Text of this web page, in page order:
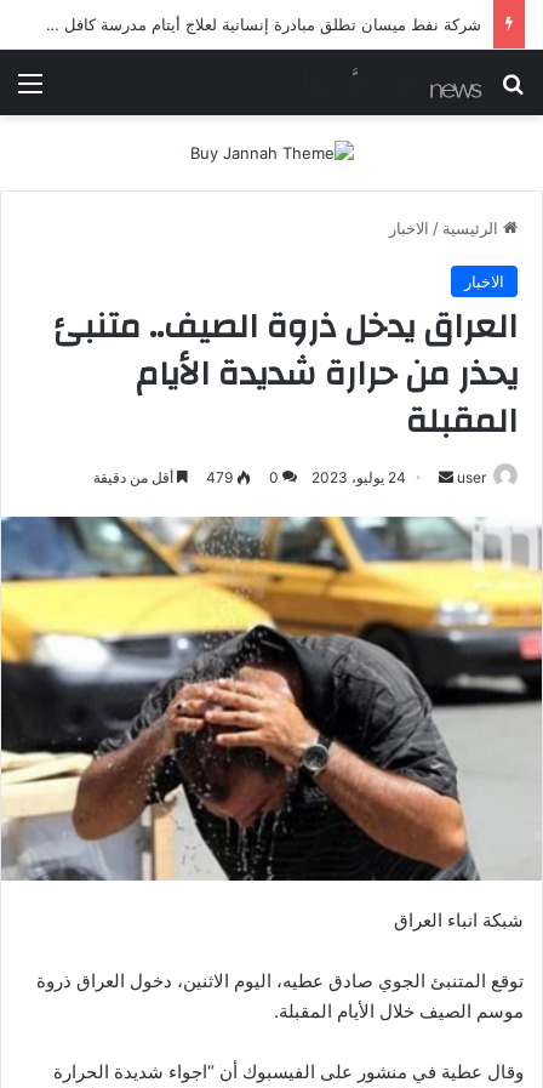
شرطة ميسان تلقي القبض على مطلقي العيارات النارية أثناء تشييع جنائزي في العمارة
بحث عن
الرئيسية / الاخبار
الاخبار
العراق يدخل ذروة الصيف.. متنبئ
يحذر من حرارة شديدة الأيام
المقبلة
user
أرسل
إلكترونيا
24 يوليو، 2023 0
479 أقل من دقيقة
شبكة انباء العراق
توقع المتنبئ الجوي صادق عطيه، اليوم الاثنين، دخول العراق ذروة
موسم الصيف خلال الأيام المقبلة.
وقال عطية في منشور على الفيسبوك أن “اجواء شديدة الحرارة